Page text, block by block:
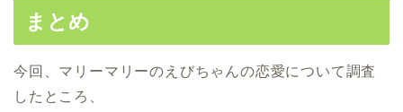
まとめ
今回、マリーマリーのえびちゃんの恋愛について調査
したところ、